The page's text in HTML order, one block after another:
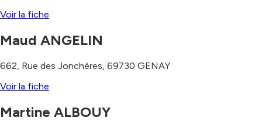
Voir la fiche
Maud ANGELIN
662, Rue des Jonchères 69730 GENAY
Voir la fiche
Martine ALBOUY